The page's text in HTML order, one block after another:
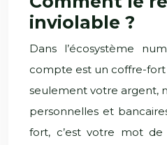
inviolable ?
Dans l’écosystème
compte est un coffre-
seulement votre argent,
personnelles et
fort, c’est votre mot de